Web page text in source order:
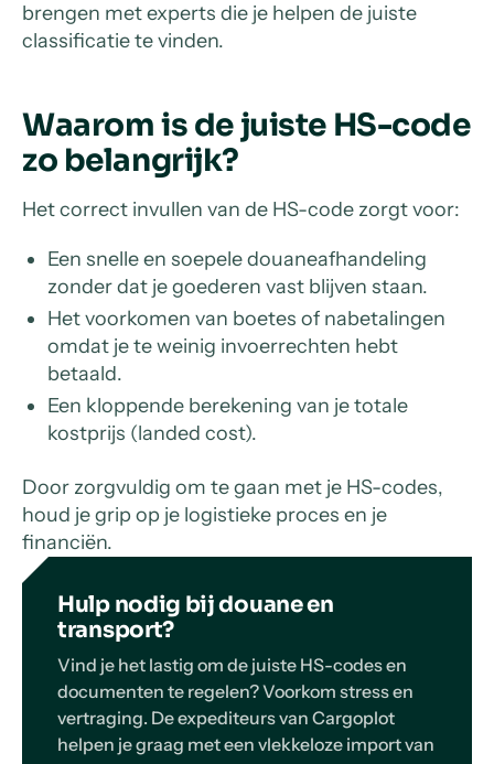
brengen met experts die je helpen de juiste
classificatie te vinden.
Waarom is de juiste HS-code
zo belangrijk?
Het correct invullen van de HS-code zorgt voor:
Een snelle en soepele douaneafhandeling
zonder dat je goederen vast blijven staan.
Het voorkomen van boetes of nabetalingen
omdat je te weinig invoerrechten hebt
betaald.
Een kloppende berekening van je totale
kostprijs (landed cost).
Door zorgvuldig om te gaan met je HS-codes,
houd je grip op je logistieke proces en je
financiën.
Hulp nodig bij douane en
transport?
Vind je het lastig om de juiste HS-codes en
documenten te regelen? Voorkom stress en
vertraging. De expediteurs van Cargoplot
helpen je graag met een vlekkeloze import van